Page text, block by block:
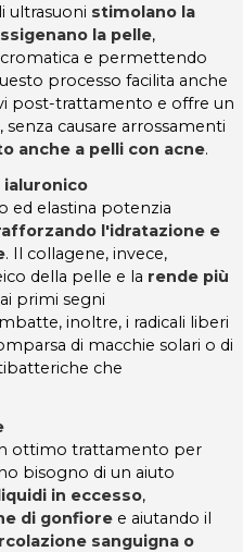
ultrasuoni stimolano la
la pelle,
e permettendo
processo facilita anche
post-trattamento e offre un
, senza causare arrossamenti
anche a pelli con acne.
ialuronico
ed elastina potenzia
l'idratazione e
. Il collagene, invece,
della pelle e la rende più
primi segni
inoltre, i radicali liberi
di macchie solari o di
che
ottimo trattamento per
bisogno di un aiuto
in eccesso,
di gonfiore e aiutando il
sanguigna o